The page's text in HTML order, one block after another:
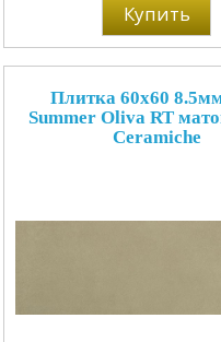
Купить
Плитка 60x60
Summer Oliva RT
Ceramiche